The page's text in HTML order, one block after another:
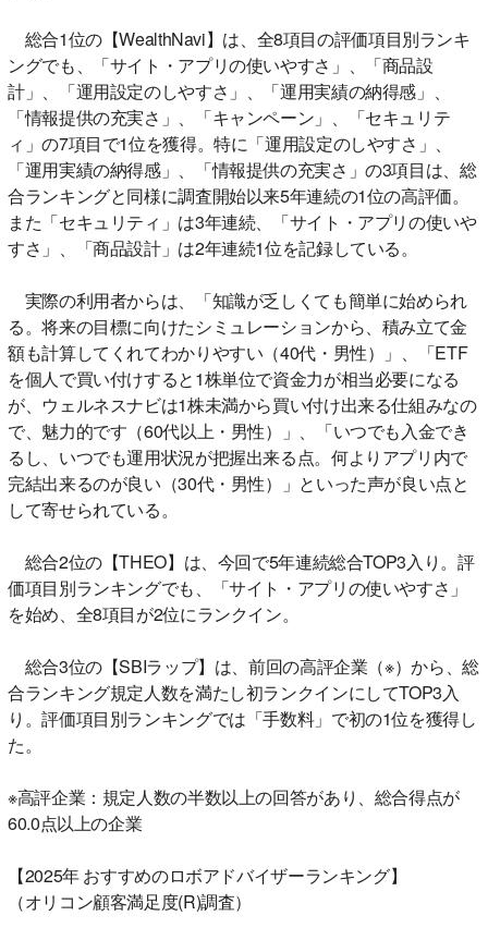
総合1位の【WealthNavi】は、全8項目の評価項目別ランキ
ングでも、「サイト・アプリの使いやすさ」、「商品設
計」、「運用設定のしやすさ」、「運用実績の納得感」、
「情報提供の充実さ」、「キャンペーン」、「セキュリテ
ィ」の7項目で1位を獲得。特に「運用設定のしやすさ」、
「運用実績の納得感」、「情報提供の充実さ」の3項目は、総
合ランキングと同様に調査開始以来5年連続の1位の高評価。
また「セキュリティ」は3年連続、「サイト・アプリの使いや
すさ」、「商品設計」は2年連続1位を記録している。
実際の利用者からは、「知識が乏しくても簡単に始められ
る。将来の目標に向けたシミュレーションから、積み立て金
額も計算してくれてわかりやすい（40代・男性）」、「ETF
を個人で買い付けすると1株単位で資金力が相当必要になる
が、ウェルネスナビは1株未満から買い付け出来る仕組みなの
で、魅力的です（60代以上・男性）」、「いつでも入金でき
るし、いつでも運用状況が把握出来る点。何よりアプリ内で
完結出来るのが良い（30代・男性）」といった声が良い点と
して寄せられている。
総合2位の【THEO】は、今回で5年連続総合TOP3入り。評
価項目別ランキングでも、「サイト・アプリの使いやすさ」
を始め、全8項目が2位にランクイン。
総合3位の【SBIラップ】は、前回の高評企業（※）から、総
合ランキング規定人数を満たし初ランクインにしてTOP3入
り。評価項目別ランキングでは「手数料」で初の1位を獲得し
た。
※高評企業：規定人数の半数以上の回答があり、総合得点が
60.0点以上の企業
【2025年 おすすめのロボアドバイザーランキング】
（オリコン顧客満足度(R)調査）